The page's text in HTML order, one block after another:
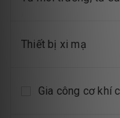
Thiết bị xi mạ
Gia công cơ khí